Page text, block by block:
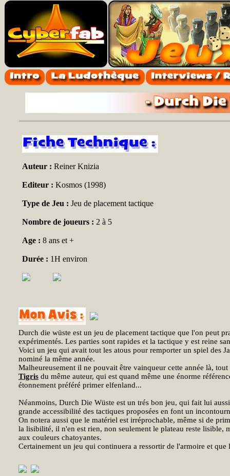
Auteur : Reiner Knizia
Editeur : Kosmos (1998)
Type de Jeu : Jeu de placement tactique
Nombre de joueurs : 2 à 5
Age : 8 ans et +
Durée : 1H environ
Durch die wüste est un jeu de placement tactique que l'on peut
expérimentés. Les parties sont rapides et la tactique y est reine
Voici un jeu qui avait tout les atous pour remporter un spiel des
nominé la même année.
Malheureusement il ne pouvait être vainqueur cette année là,
Tigris du même auteur, qui est quand même une énorme
étonnement préféré primer elfenland...
Néanmoins, Durch Die Wüste est un trés bon jeu, qui fait lui
grande accessibilité des tactiques proposées en font un
On notera aussi que le matériel est irréprochable, même si de
la lisibilité, il n'en est rien, non seulement le plateau reste lisible,
aux couleurs chatoyantes.
Certainement un jeu qui continuera a ressortir de l'armoire et